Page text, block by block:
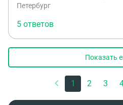
Петербург
5 ответов
Показать
1 2 3